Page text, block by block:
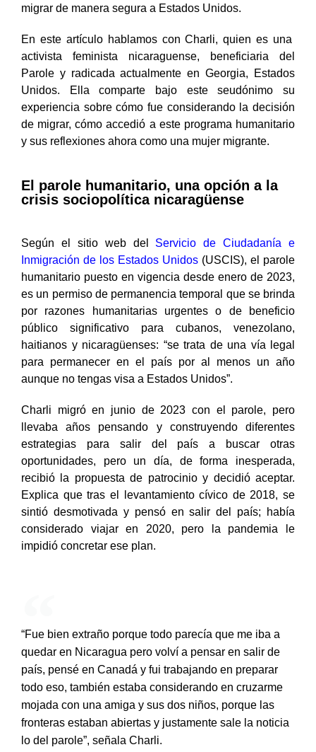
migrar de manera segura a Estados Unidos.
En este artículo hablamos con Charli, quien es una
activista feminista nicaraguense, beneficiaria del
Parole y radicada actualmente en Georgia, Estados
Unidos. Ella comparte bajo este seudónimo su
experiencia sobre cómo fue considerando la decisión
de migrar, cómo accedió a este programa humanitario
y sus reflexiones ahora como una mujer migrante.
El parole humanitario, una opción a la
crisis sociopolítica nicaragüense
Según el sitio web del Servicio de Ciudadanía e
Inmigración de los Estados Unidos (USCIS), el parole
humanitario puesto en vigencia desde enero de 2023,
es un permiso de permanencia temporal que se brinda
por razones humanitarias urgentes o de beneficio
público significativo para cubanos, venezolano,
haitianos y nicaragüenses: “se trata de una vía legal
para permanecer en el país por al menos un año
aunque no tengas visa a Estados Unidos”.
Charli migró en junio de 2023 con el parole, pero
llevaba años pensando y construyendo diferentes
estrategias para salir del país a buscar otras
oportunidades, pero un día, de forma inesperada,
recibió la propuesta de patrocinio y decidió aceptar.
Explica que tras el levantamiento cívico de 2018, se
sintió desmotivada y pensó en salir del país; había
considerado viajar en 2020, pero la pandemia le
impidió concretar ese plan.
“Fue bien extraño porque todo parecía que me iba a
quedar en Nicaragua pero volví a pensar en salir de
país, pensé en Canadá y fui trabajando en preparar
todo eso, también estaba considerando en cruzarme
mojada con una amiga y sus dos niños, porque las
fronteras estaban abiertas y justamente sale la noticia
lo del parole”, señala Charli.